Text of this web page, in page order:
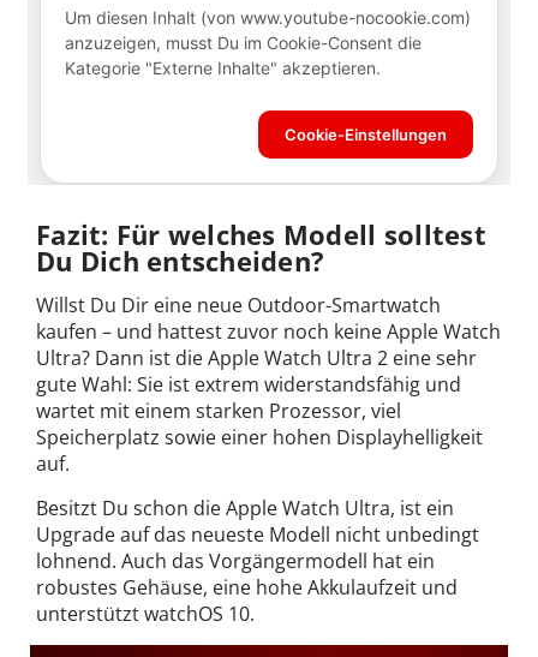
Fazit: Für welches Modell solltest
Du Dich entscheiden?
Willst Du Dir eine neue Outdoor-Smartwatch
kaufen – und hattest zuvor noch keine Apple Watch
Ultra? Dann ist die Apple Watch Ultra 2 eine sehr
gute Wahl: Sie ist extrem widerstandsfähig und
wartet mit einem starken Prozessor, viel
Speicherplatz sowie einer hohen Displayhelligkeit
auf.
Besitzt Du schon die Apple Watch Ultra, ist ein
Upgrade auf das neueste Modell nicht unbedingt
lohnend. Auch das Vorgängermodell hat ein
robustes Gehäuse, eine hohe Akkulaufzeit und
unterstützt watchOS 10.